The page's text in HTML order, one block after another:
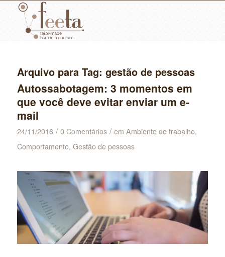
Arquivo para Tag: gestão de pessoas
Autossabotagem: 3 momentos em
que você deve evitar enviar um e-
mail
24/11/2016 / 0 Comentários / em Ambiente de trabalho,
Comportamento, Gestão de pessoas